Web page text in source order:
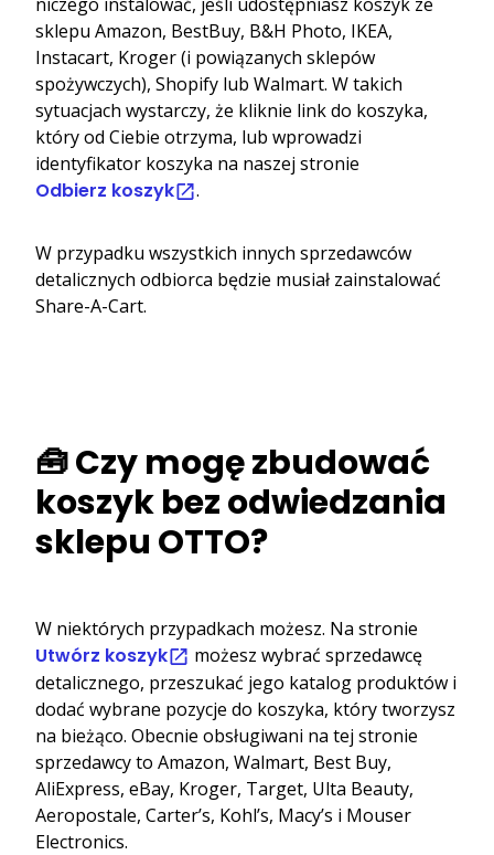
sklepu Amazon, BestBuy, B&H Photo, IKEA,
Instacart, Kroger (i powiązanych sklepów
spożywczych), Shopify lub Walmart. W takich
sytuacjach wystarczy, że kliknie link do koszyka,
który od Ciebie otrzyma, lub wprowadzi
identyfikator koszyka na naszej stronie
Odbierz koszyk .
W przypadku wszystkich innych sprzedawców
detalicznych odbiorca będzie musiał zainstalować
Share-A-Cart.
🧰 Czy mogę zbudować
koszyk bez odwiedzania
sklepu OTTO?
W niektórych przypadkach możesz. Na stronie
Utwórz koszyk
możesz wybrać sprzedawcę
detalicznego, przeszukać jego katalog produktów i
dodać wybrane pozycje do koszyka, który tworzysz
na bieżąco. Obecnie obsługiwani na tej stronie
sprzedawcy to Amazon, Walmart, Best Buy,
AliExpress, eBay, Kroger, Target, Ulta Beauty,
Aeropostale, Carter’s, Kohl’s, Macy’s i Mouser
Electronics.